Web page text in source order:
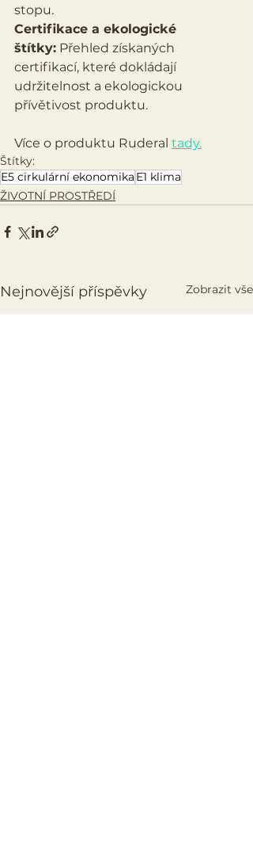
stopu.
Certifikace a ekologické
štítky: Přehled získaných
certifikací, které dokládají
udržitelnost a ekologickou
přívětivost produktu.
Více o produktu Ruderal tady.
Štítky:
E5 cirkulární ekonomika E1 klima
ŽIVOTNÍ PROSTŘEDÍ
Nejnovější příspěvky Zobrazit vše